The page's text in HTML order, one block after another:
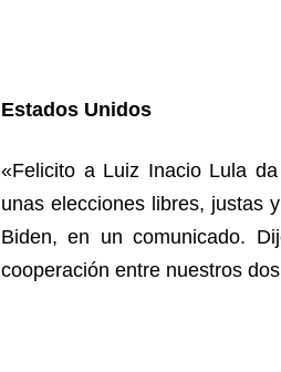
Estados Unidos
«Felicito a Luiz Inacio Lula
unas elecciones libres, justas
Biden, en un comunicado.
cooperación entre nuestros